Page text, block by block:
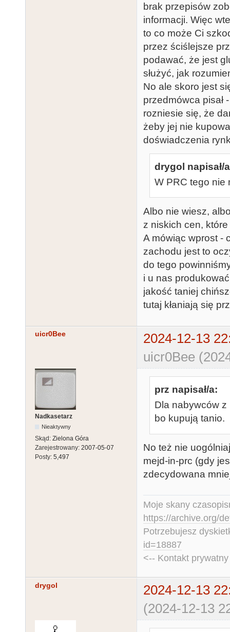
brak przepisów
informacji. Więc
to co może Ci
przez ściślejsze
podawać, że jest
służyć, jak
No ale skoro jest
przedmówca pisał
rozniesie się, że
żeby jej nie
doświadczenia
drygol napisał/
W PRC tego nie
Albo nie wiesz,
z niskich cen,
A mówiąc wprost -
zachodu jest to
do tego
i u nas
jakość taniej
tutaj kłaniają się
uicr0Bee
2024-12-13
uicr0Bee
Nadkasetarz
Nieaktywny
Skąd: Zielona Góra
Zarejestrowany: 2007-05-07
Posty: 5,497
prz napisał/a:
Dla nabywców
bo kupują tanio.
No też nie
mejd-in-prc (gdy
zdecydowana
Moje skany
https://archive.org/
Potrzebujesz
id=18887
<-- Kontakt
drygol
2024-12-13
(2024-12-13